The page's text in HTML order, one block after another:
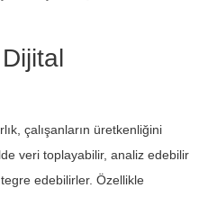
çalışanların üretkenliğini
veri toplayabilir, analiz edebilir
edebilirler. Özellikle